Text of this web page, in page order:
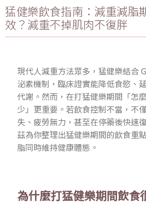
猛健樂飲食指南：減重減脂
效？減重不掉肌肉不復胖
現代人減重方法眾多，猛健樂結合
泌素機制，臨床證實能降低食慾、
代謝。然而，在打猛健樂期間「怎
少」更重要。若飲食控制不當，不
失、疲勞無力，甚至在停藥後快速
茲為你整理出猛健樂期間的飲食重
脂同時維持健康體態。
為什麼打猛健樂期間飲食